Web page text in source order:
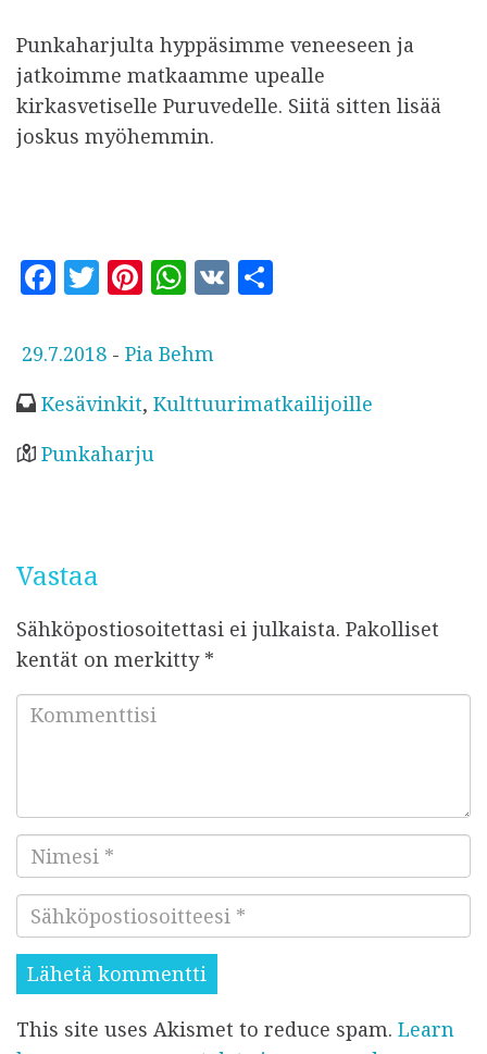
Punkaharjulta hyppäsimme veneeseen ja
jatkoimme matkaamme upealle
kirkasvetiselle Puruvedelle. Siitä sitten lisää
joskus myöhemmin.
F
c
b
o
T
it
r
Pi
te
es
t
W
at
A
V
e
J
l
k
t
29.7.2018 - Pia Behm
Kesävinkit, Kulttuurimatkailijoille
Punkaharju
Vastaa
Sähköpostiosoitettasi ei julkaista. Pakolliset
kentät on merkitty *
e
t
i
*
i
m
e
i
*
ä
h
k
ö
This site uses Akismet to reduce spam. Learn